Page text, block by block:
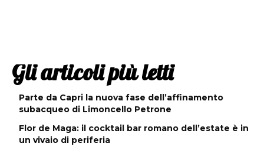
Gli articoli più letti
Parte da Capri la nuova fase dell’affinamento
subacqueo di Limoncello Petrone
Flor de Maga: il cocktail bar romano dell’estate è in
un vivaio di periferia